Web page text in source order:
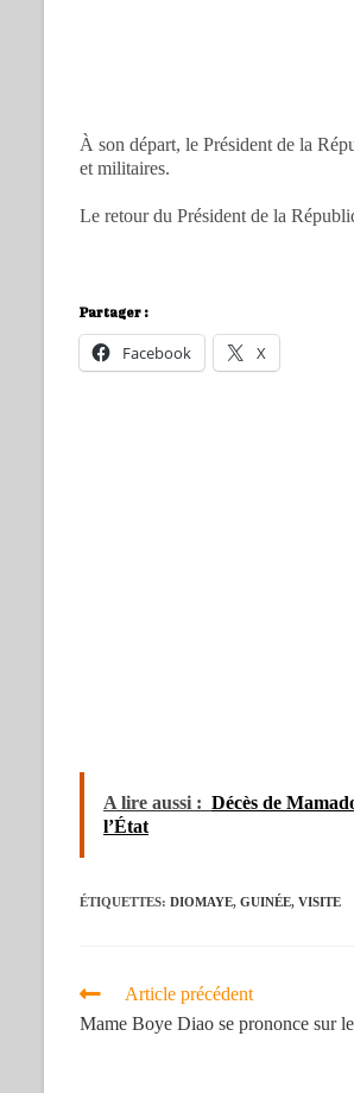
À son départ, le Président de la
et militaires.
Le retour du Président de la
Partager :
Facebook X
A lire aussi : Décès de
l’État
ÉTIQUETTES: DIOMAYE, GUINÉE, VISITE
Article précédent
Mame Boye Diao se prononce sur